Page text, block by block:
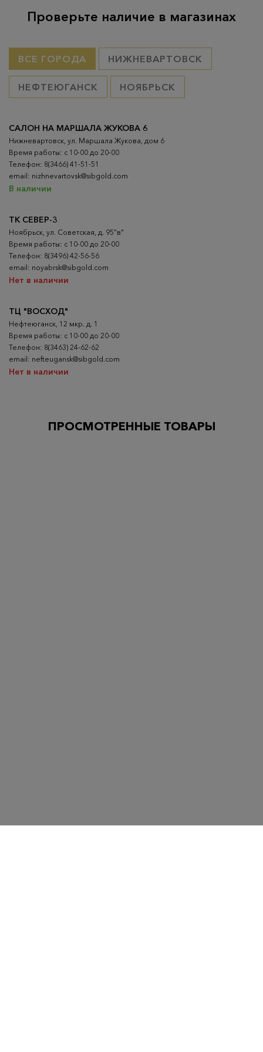
Проверьте наличие в магазинах
ВСЕ ГОРОДА НИЖНЕВАРТОВСК
НЕФТЕЮГАНСК НОЯБРЬСК
ТК СЕВЕР-3
Ноябрьск, ул. Советская, д. 95"в"
Время работы: с 10-00 до 20-00
Телефон: 8(3496) 42-56-56
email: noyabrsk@sibgold.com
Нет в наличии
ТЦ "ВОСХОД"
Нефтеюганск, 12 мкр. д. 1
Время работы: с 10-00 до 20-00
Телефон: 8(3463) 24-62-62
email: nefteugansk@sibgold.com
Нет в наличии
САЛОН НА МАРШАЛА ЖУКОВА 6
Нижневартовск, ул. Маршала Жукова, дом 6
Время работы: с 10-00 до 20-00
Телефон: 8(3466) 41-51-51
email: nizhnevartovsk@sibgold.com
В наличии
ПРОСМОТРЕННЫЕ ТОВАРЫ